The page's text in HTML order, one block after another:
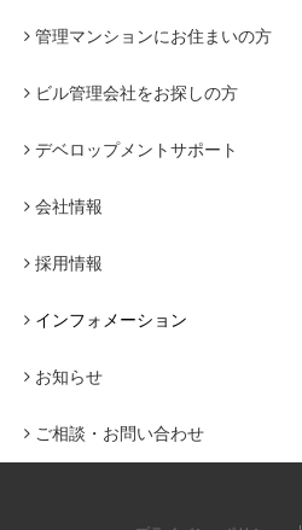
管理マンションにお住まいの方
ビル管理会社をお探しの方
デベロップメントサポート
会社情報
採用情報
インフォメーション
お知らせ
ご相談・お問い合わせ